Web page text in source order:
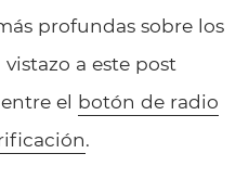
profundas sobre los
a este post
el botón de radio
.